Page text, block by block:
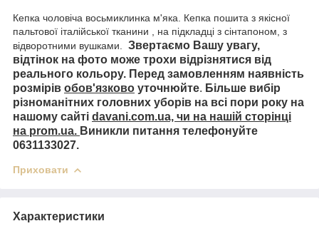
Кепка чоловіча восьмиклинка м'яка. Кепка пошита з якісної
пальтової італійської тканини , на підкладці з сінтапоном, з
відворотними вушками.
Звертаємо Вашу увагу,
відтінок на фото може трохи відрізнятися від
реального кольору. Перед замовленням наявність
розмірів обов'язково уточнюйте. Більше вибір
різноманітних головних уборів на всі пори року на
нашому сайті davani.com.ua, чи на нашій сторінці
на prom.ua. Виникли питання телефонуйте
0631133027.
Приховати
Характеристики